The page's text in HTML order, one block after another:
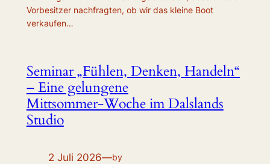
Vorbesitzer nachfragten, ob wir das kleine Boot
verkaufen…
Seminar „Fühlen, Denken, Handeln“
– Eine gelungene
Mittsommer‑Woche im Dalslands
Studio
2 Juli 2026—by